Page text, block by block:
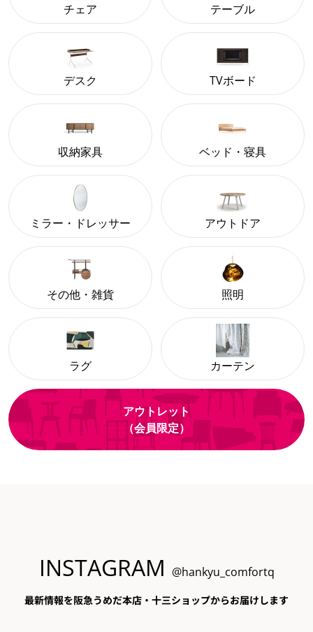
チェア テーブル
デスク TVボード
収納家具 ベッド・寝具
ミラー・ドレッサー アウトドア
その他・雑貨 照明
ラグ カーテン
アウトレット
（会員限定）
INSTAGRAM @hankyu_comfortq
最新情報を阪急うめだ本店・十三ショップからお届けします